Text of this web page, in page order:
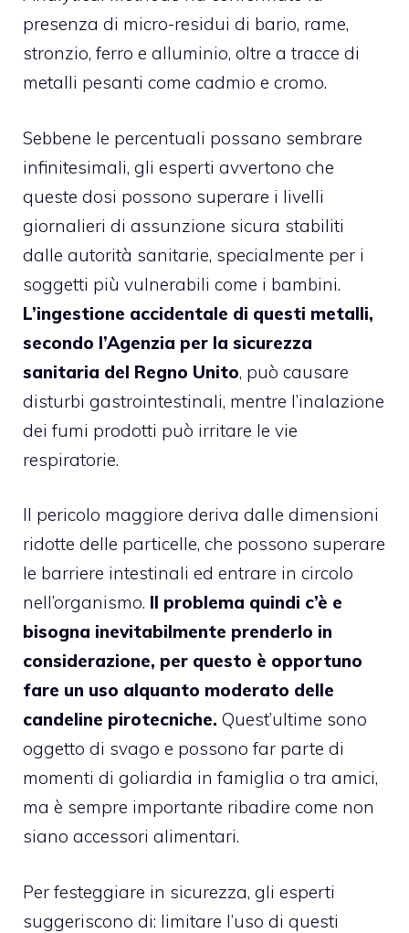
presenza di micro-residui di bario, rame,
stronzio, ferro e alluminio, oltre a tracce di
metalli pesanti come cadmio e cromo.
Sebbene le percentuali possano sembrare
infinitesimali, gli esperti avvertono che
queste dosi possono superare i livelli
giornalieri di assunzione sicura stabiliti
dalle autorità sanitarie, specialmente per i
soggetti più vulnerabili come i bambini.
L’ingestione accidentale di questi metalli,
secondo l’Agenzia per la sicurezza
sanitaria del Regno Unito, può causare
disturbi gastrointestinali, mentre l’inalazione
dei fumi prodotti può irritare le vie
respiratorie.
Il pericolo maggiore deriva dalle dimensioni
ridotte delle particelle, che possono superare
le barriere intestinali ed entrare in circolo
nell’organismo. Il problema quindi c’è e
bisogna inevitabilmente prenderlo in
considerazione, per questo è opportuno
fare un uso alquanto moderato delle
candeline pirotecniche. Quest’ultime sono
oggetto di svago e possono far parte di
momenti di goliardia in famiglia o tra amici,
ma è sempre importante ribadire come non
siano accessori alimentari.
Per festeggiare in sicurezza, gli esperti
suggeriscono di: limitare l’uso di questi